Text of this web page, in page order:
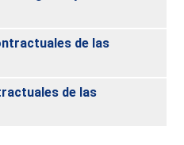
de las
de las